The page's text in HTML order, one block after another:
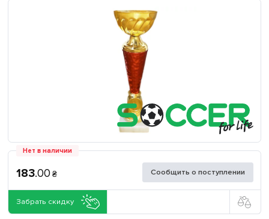
Нет в наличии
183.00 ₴ Сообщить о поступлении
Забрать скидку